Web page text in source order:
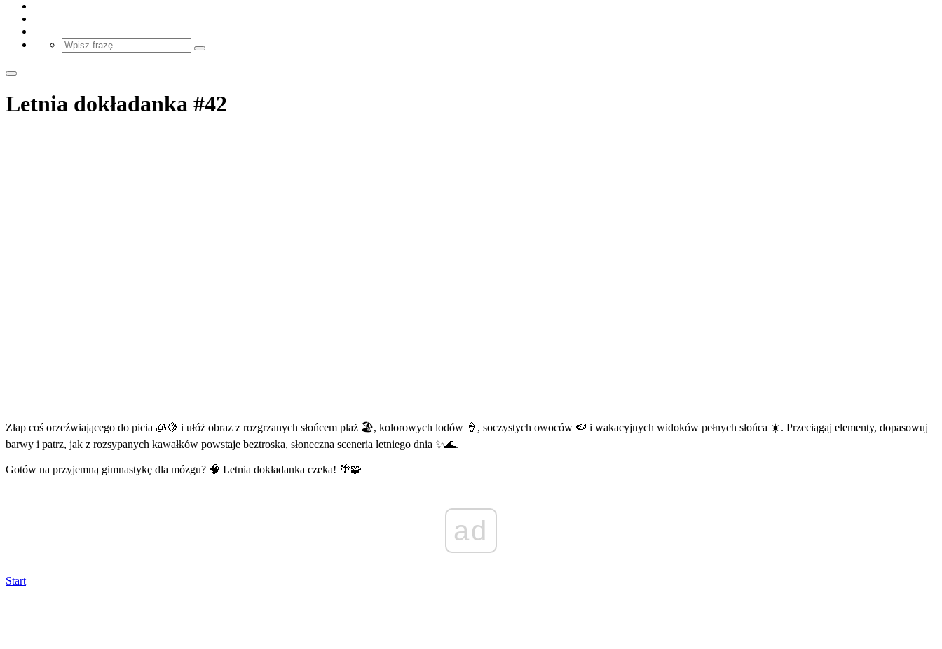
Letnia dokładanka #42
Złap coś orzeźwiającego do picia 🧊🍋 i ułóż obraz z rozgrzanych słońcem plaż 🏖️, kolorowych lodów 🍦, soczystych owoców 🍉 i wakacyjnych widoków pełnych słońca ☀️. Przeciągaj elementy, dopasowuj
barwy i patrz, jak z rozsypanych kawałków powstaje beztroska, słoneczna sceneria letniego dnia ✨🌊.
Gotów na przyjemną gimnastykę dla mózgu? 🧠 Letnia dokładanka czeka! 🌴🧩
ad
Start